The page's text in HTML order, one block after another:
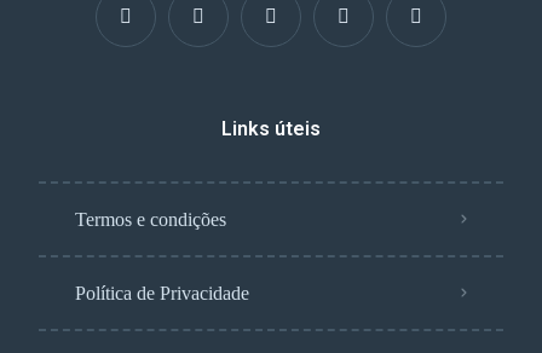
Links úteis
Termos e condições
Política de Privacidade